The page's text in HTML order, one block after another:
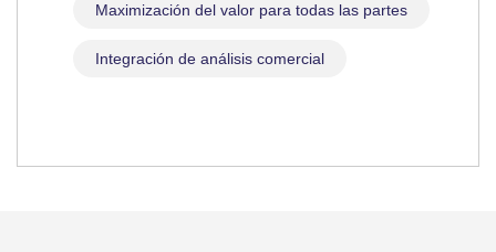
Maximización del valor para todas las partes
Integración de análisis comercial